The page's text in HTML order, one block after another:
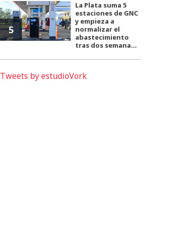
5
La Plata suma 5
estaciones de GNC
y empieza a
normalizar el
abastecimiento
tras dos semana...
Tweets by estudioVork